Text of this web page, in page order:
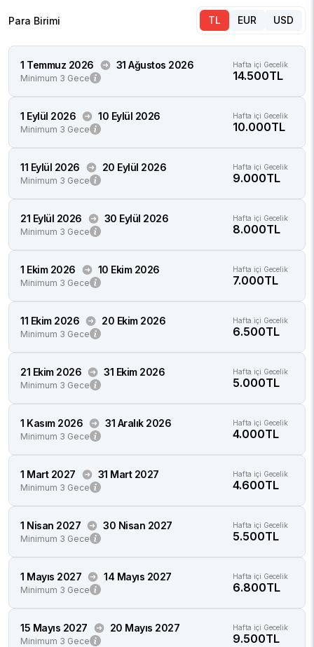
Para Birimi TL EUR USD
1 Temmuz 2026 31 Ağustos 2026
Minimum 3 Gece
Hafta içi Gecelik
14.500TL
1 Eylül 2026 10 Eylül 2026
Minimum 3 Gece
Hafta içi Gecelik
10.000TL
11 Eylül 2026 20 Eylül 2026
Minimum 3 Gece
Hafta içi Gecelik
9.000TL
21 Eylül 2026 30 Eylül 2026
Minimum 3 Gece
Hafta içi Gecelik
8.000TL
1 Ekim 2026 10 Ekim 2026
Minimum 3 Gece
Hafta içi Gecelik
7.000TL
11 Ekim 2026 20 Ekim 2026
Minimum 3 Gece
Hafta içi Gecelik
6.500TL
21 Ekim 2026 31 Ekim 2026
Minimum 3 Gece
Hafta içi Gecelik
5.000TL
1 Kasım 2026 31 Aralık 2026
Minimum 3 Gece
Hafta içi Gecelik
4.000TL
1 Mart 2027 31 Mart 2027
Minimum 3 Gece
Hafta içi Gecelik
4.600TL
1 Nisan 2027 30 Nisan 2027
Minimum 3 Gece
Hafta içi Gecelik
5.500TL
1 Mayıs 2027 14 Mayıs 2027
Minimum 3 Gece
Hafta içi Gecelik
6.800TL
15 Mayıs 2027 20 Mayıs 2027
Minimum 3 Gece
Hafta içi Gecelik
9.500TL